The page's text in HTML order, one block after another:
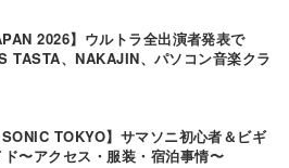
2026】ウルトラ全出演者発表で
TASTA、NAKAJIN、パソコン音楽クラ
SONIC TOKYO】サマソニ初心者＆ビギ
〜アクセス・服装・宿泊事情〜